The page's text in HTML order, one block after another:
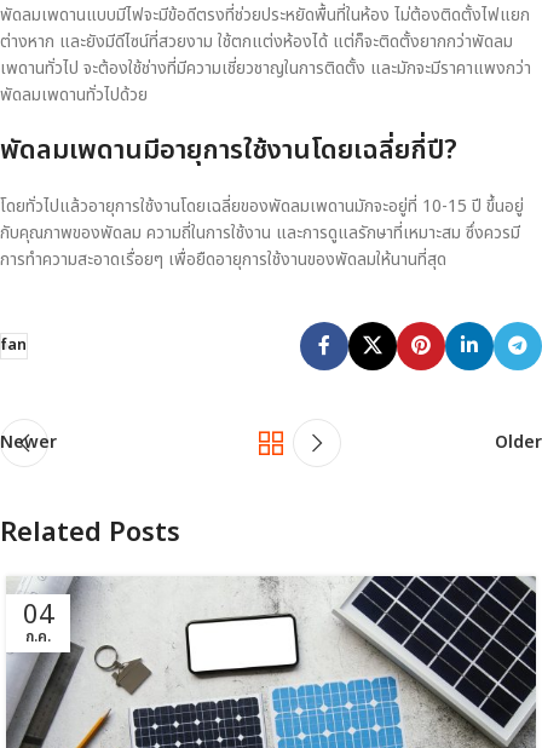
พัดลมเพดานแบบมีไฟจะมีข้อดีตรงที่ช่วยประหยัดพื้นที่ในห้อง ไม่ต้องติดตั้งไฟแยก
ต่างหาก และยังมีดีไซน์ที่สวยงาม ใช้ตกแต่งห้องได้ แต่ก็จะติดตั้งยากกว่าพัดลม
เพดานทั่วไป จะต้องใช้ช่างที่มีความเชี่ยวชาญในการติดตั้ง และมักจะมีราคาแพงกว่า
พัดลมเพดานทั่วไปด้วย
พัดลมเพดานมีอายุการใช้งานโดยเฉลี่ยกี่ปี?
โดยทั่วไปแล้วอายุการใช้งานโดยเฉลี่ยของพัดลมเพดานมักจะอยู่ที่ 10-15 ปี ขึ้นอยู่
กับคุณภาพของพัดลม ความถี่ในการใช้งาน และการดูแลรักษาที่เหมาะสม ซึ่งควรมี
การทำความสะอาดเรื่อยๆ เพื่อยืดอายุการใช้งานของพัดลมให้นานที่สุด
fan
Newer Older
Related Posts
04
ก.ค.